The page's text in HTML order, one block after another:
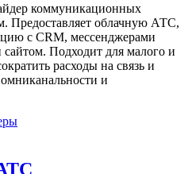
коммуникационных
Предоставляет облачную АТС,
с CRM, мессенджерами
Подходит для малого и
расходы на связь и
и